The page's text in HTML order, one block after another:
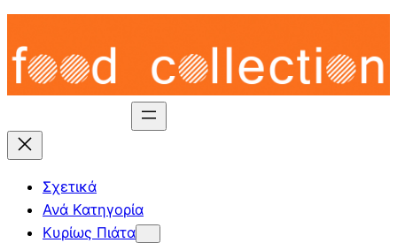
Skip
content
Σχετικά
Ανά Κατηγορία
Κυρίως Πιάτα